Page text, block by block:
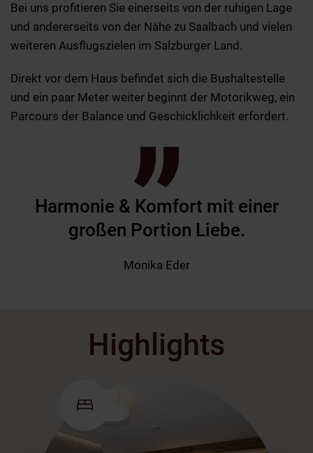
Bei uns profitieren Sie einerseits von der ruhigen Lage
und andererseits von der Nähe zu Saalbach und vielen
weiteren Ausflugszielen im Salzburger Land.
Direkt vor dem Haus befindet sich die Bushaltestelle
und ein paar Meter weiter beginnt der Motorikweg, ein
Parcours der Balance und Geschicklichkeit erfordert.
Harmonie & Komfort mit einer
großen Portion Liebe.
Monika Eder
Highlights